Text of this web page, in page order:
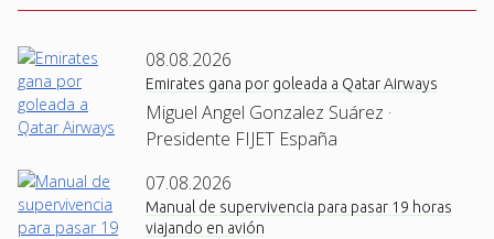
08.08.2026
Emirates gana por goleada a Qatar Airways
Miguel Angel Gonzalez Suárez ·
Presidente FIJET España
07.08.2026
Manual de supervivencia para pasar 19 horas
viajando en avión